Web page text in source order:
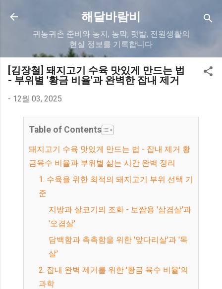
기본 콘텐츠로 건너뛰기
해달바람비
귀농귀촌 준비와 농지, 농막, 텃밭, 전원생활의
현실 정보를 기록합니다
[김장철] 돼지고기 수육 맛있게 만드는 법
- 부위별 '황금 비율'과 완벽한 잡내 제거
- 12월 03, 2025
Table of Contents
돼지고기 수육 맛있게 만드는 법 - 잡내 제거 황
금육수 비율과 부위별 삶는 시간 완벽 정리
1. 수육을 위한 최적의 돼지고기 부위 선택 기
준
지방과 살코기의 조화 - 보쌈용 '삼겹살'과
'오겹살'
담백함과 촉촉함을 위한 '앞다리살'과 '목
살'
2. 잡내 완벽 제거를 위한 '황금 육수 비율'의
과학